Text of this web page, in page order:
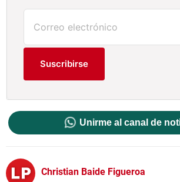
Suscribirse
Unirme al canal de
Christian Baide Figueroa